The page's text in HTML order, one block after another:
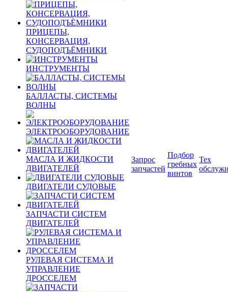
ПРИЦЕПЫ,
КОНСЕРВАЦИЯ,
СУДОПОДЪЁМНИКИ
ИНСТРУМЕНТЫ
БАЛЛАСТЫ, СИСТЕМЫ
ВОЛНЫ
ЭЛЕКТРООБОРУДОВАНИЕ
МАСЛА И ЖИДКОСТИ
ДВИГАТЕЛЕЙ
ДВИГАТЕЛИ СУДОВЫЕ
ЗАПЧАСТИ СИСТЕМ
ДВИГАТЕЛЕЙ
РУЛЕВАЯ СИСТЕМА И
УПРАВЛЕНИЕ
ДРОССЕЛЕМ
Запрос
запчастей
Подбор
гребных
винтов
Тех